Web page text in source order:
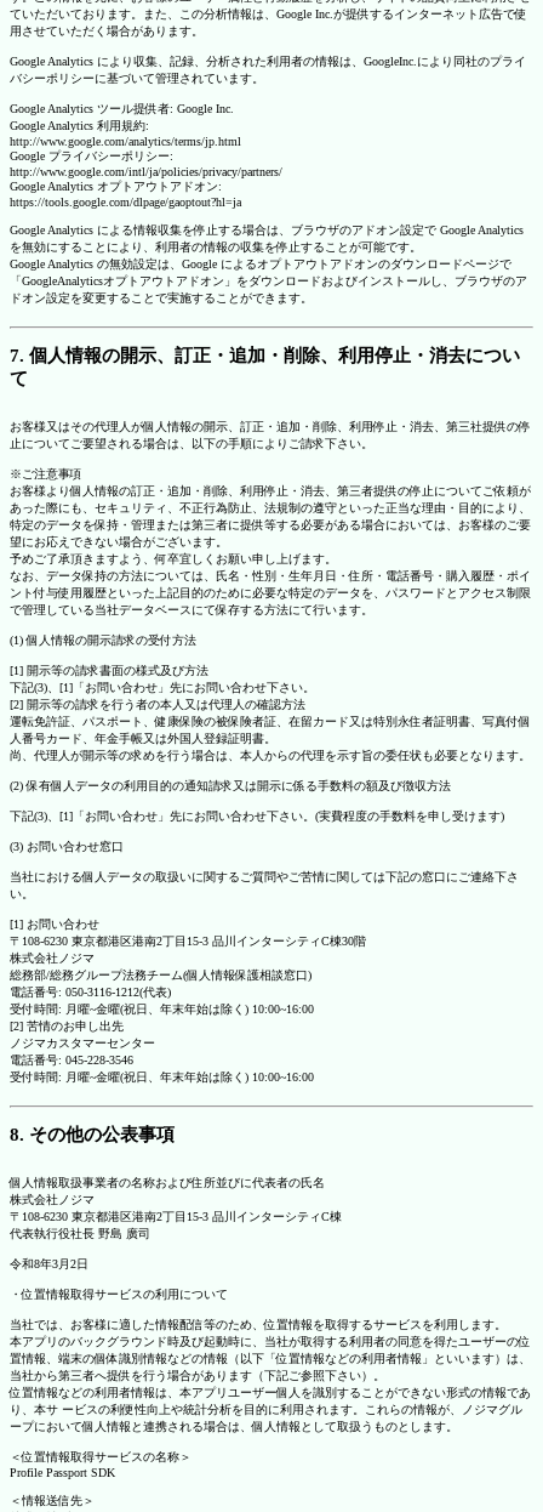
ていただいております。また、この分析情報は、Google Inc.が提供するインターネット広告で使
用させていただく場合があります。
Google Analytics により収集、記録、分析された利用者の情報は、GoogleInc.により同社のプライ
バシーポリシーに基づいて管理されています。
Google Analytics ツール提供者: Google Inc.
Google Analytics 利用規約:
http://www.google.com/analytics/terms/jp.html
Google プライバシーポリシー:
http://www.google.com/intl/ja/policies/privacy/partners/
Google Analytics オプトアウトアドオン:
https://tools.google.com/dlpage/gaoptout?hl=ja
Google Analytics による情報収集を停止する場合は、ブラウザのアドオン設定で Google Analytics
を無効にすることにより、利用者の情報の収集を停止することが可能です。
Google Analytics の無効設定は、Google によるオプトアウトアドオンのダウンロードページで
「GoogleAnalyticsオプトアウトアドオン」をダウンロードおよびインストールし、ブラウザのア
ドオン設定を変更することで実施することができます。
7. 個人情報の開示、訂正・追加・削除、利用停止・消去につい
て
お客様又はその代理人が個人情報の開示、訂正・追加・削除、利用停止・消去、第三社提供の停
止についてご要望される場合は、以下の手順によりご請求下さい。
※ご注意事項
お客様より個人情報の訂正・追加・削除、利用停止・消去、第三者提供の停止についてご依頼が
あった際にも、セキュリティ、不正行為防止、法規制の遵守といった正当な理由・目的により、
特定のデータを保持・管理または第三者に提供等する必要がある場合においては、お客様のご要
望にお応えできない場合がございます。
予めご了承頂きますよう、何卒宜しくお願い申し上げます。
なお、データ保持の方法については、氏名・性別・生年月日・住所・電話番号・購入履歴・ポイ
ント付与使用履歴といった上記目的のために必要な特定のデータを、パスワードとアクセス制限
で管理している当社データベースにて保存する方法にて行います。
(1) 個人情報の開示請求の受付方法
[1] 開示等の請求書面の様式及び方法
下記(3)、[1]「お問い合わせ」先にお問い合わせ下さい。
[2] 開示等の請求を行う者の本人又は代理人の確認方法
運転免許証、パスポート、健康保険の被保険者証、在留カード又は特別永住者証明書、写真付個
人番号カード、年金手帳又は外国人登録証明書。
尚、代理人が開示等の求めを行う場合は、本人からの代理を示す旨の委任状も必要となります。
(2) 保有個人データの利用目的の通知請求又は開示に係る手数料の額及び徴収方法
下記(3)、[1]「お問い合わせ」先にお問い合わせ下さい。(実費程度の手数料を申し受けます)
(3) お問い合わせ窓口
当社における個人データの取扱いに関するご質問やご苦情に関しては下記の窓口にご連絡下さ
い。
[1] お問い合わせ
〒108-6230 東京都港区港南2丁目15-3 品川インターシティC棟30階
株式会社ノジマ
総務部/総務グループ法務チーム(個人情報保護相談窓口)
電話番号: 050-3116-1212(代表)
受付時間: 月曜~金曜(祝日、年末年始は除く) 10:00~16:00
[2] 苦情のお申し出先
ノジマカスタマーセンター
電話番号: 045-228-3546
受付時間: 月曜~金曜(祝日、年末年始は除く) 10:00~16:00
8. その他の公表事項
個人情報取扱事業者の名称および住所並びに代表者の氏名
株式会社ノジマ
〒108-6230 東京都港区港南2丁目15-3 品川インターシティC棟
代表執行役社長 野島 廣司
令和8年3月2日
・位置情報取得サービスの利用について
当社では、お客様に適した情報配信等のため、位置情報を取得するサービスを利用します。
本アプリのバックグラウンド時及び起動時に、当社が取得する利用者の同意を得たユーザーの位
置情報、端末の個体識別情報などの情報（以下「位置情報などの利用者情報」といいます）は、
当社から第三者へ提供を行う場合があります（下記ご参照下さい）。
位置情報などの利用者情報は、本アプリユーザー個人を識別することができない形式の情報であ
り、本サ ービスの利便性向上や統計分析を目的に利用されます。これらの情報が、ノジマグル
ープにおいて個人情報と連携される場合は、個人情報として取扱うものとします。
＜位置情報取得サービスの名称＞
Profile Passport SDK
＜情報送信先＞